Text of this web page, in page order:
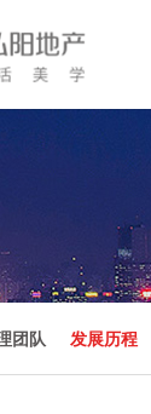
团队 发展历程